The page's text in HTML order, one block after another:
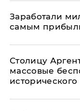
Заработали
самым
Столицу
массовые